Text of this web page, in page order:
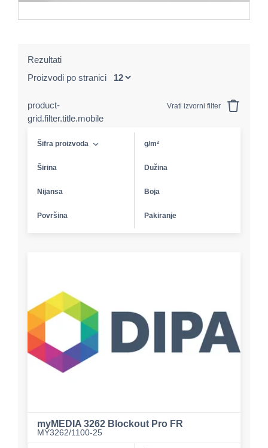
Rezultati
Proizvodi po stranici
product-
grid.filter.title.mobile
Vrati izvorni filter
Šifra proizvoda g/m²
Širina Dužina
Nijansa Boja
Površina Pakiranje
myMEDIA 3262 Blockout Pro FR
MY3262/1100-25